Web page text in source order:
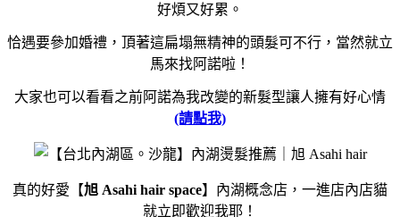
好煩又好累。
恰遇要參加婚禮，頂著這扁塌無精神的頭髮可不行，當然就立
馬來找阿諾啦！
大家也可以看看之前阿諾為我改變的新髮型讓人擁有好心情
(請點我)
真的好愛【旭 Asahi hair space】內湖概念店，一進店內店貓
就立即歡迎我耶！